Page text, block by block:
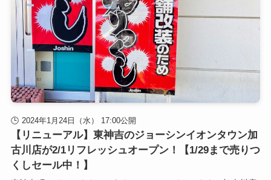
2024年1月24日（水） 17:00公開
【リニューアル】東神吉のジョーシンイオンタウン加
古川店が2/1リフレッシュオープン！【1/29まで売りつ
くしセール中！】